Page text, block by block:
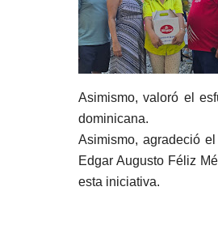
Asimismo, valoró el
dominicana.
Asimismo, agradeció
Edgar Augusto Féliz
esta iniciativa.